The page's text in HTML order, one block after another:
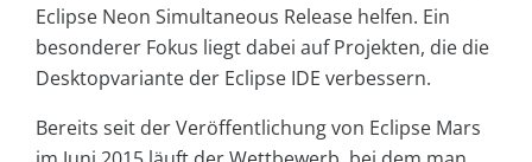
Eclipse Neon Simultaneous Release helfen. Ein
besonderer Fokus liegt dabei auf Projekten, die die
Desktopvariante der Eclipse IDE verbessern.
Bereits seit der Veröffentlichung von Eclipse Mars